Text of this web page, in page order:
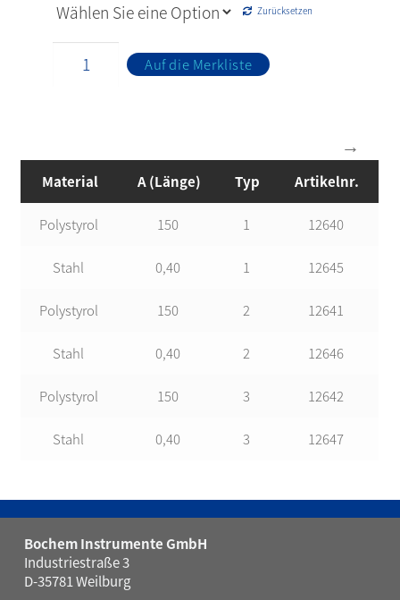
Zurücksetzen
Auf die Merkliste
Material A (Länge) Typ Artikelnr.
Polystyrol 150 1 12640
Stahl 0,40 1 12645
Polystyrol 150 2 12641
Stahl 0,40 2 12646
Polystyrol 150 3 12642
Stahl 0,40 3 12647
Bochem Instrumente GmbH
Industriestraße 3
D-35781 Weilburg